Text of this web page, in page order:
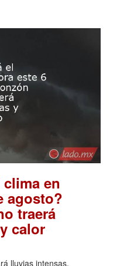
en
agosto?
traerá
calor
lluvias intensas,